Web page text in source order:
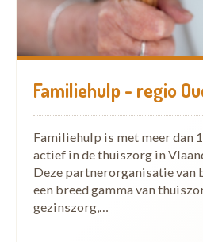
Familiehulp - regio
Familiehulp is met meer dan
actief in de thuiszorg in
Deze partnerorganisatie van
een breed gamma van
gezinszorg,…